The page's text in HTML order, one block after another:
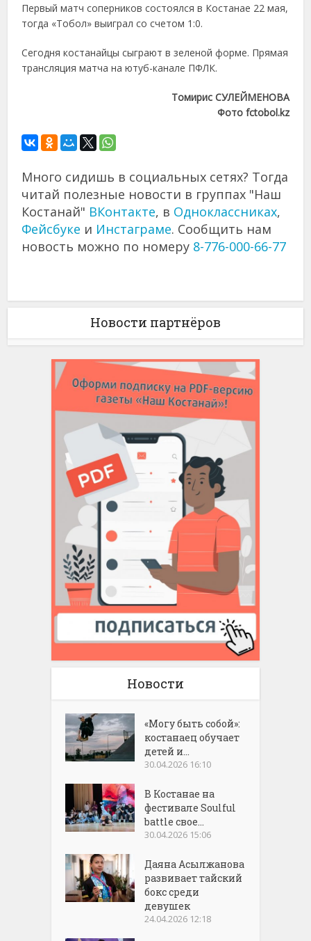
Первый матч соперников состоялся в Костанае 22 мая,
тогда «Тобол» выиграл со счетом 1:0.
Сегодня костанайцы сыграют в зеленой форме. Прямая
трансляция матча на ютуб-канале ПФЛК.
Томирис СУЛЕЙМЕНОВА
Фото fctobol.kz
Много сидишь в социальных сетях? Тогда
читай полезные новости в группах "Наш
Костанай" ВКонтакте, в Одноклассниках,
Фейсбуке и Инстаграме. Сообщить нам
новость можно по номеру 8-776-000-66-77
Новости партнёров
Новости
«Могу быть собой»:
костанаец обучает
детей и...
30.04.2026 16:10
В Костанае на
фестивале Soulful
battle свое...
30.04.2026 15:06
Даяна Асылжанова
развивает тайский
бокс среди
девушек
24.04.2026 12:18